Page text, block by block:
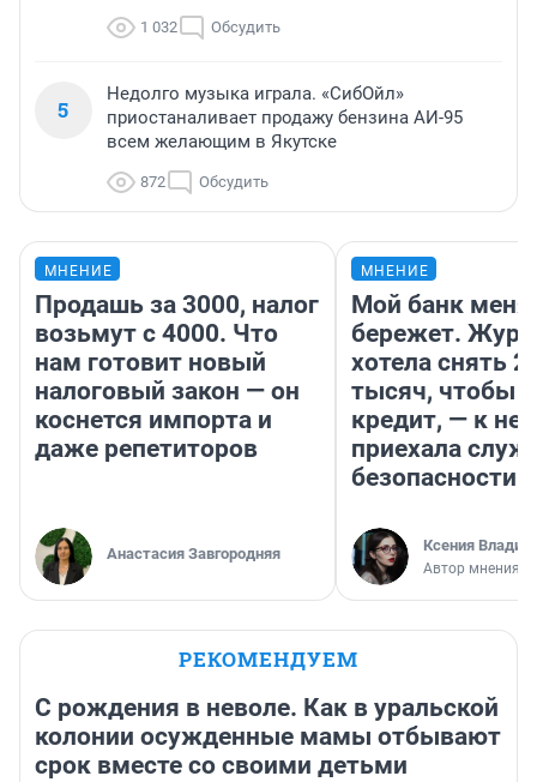
1 032 Обсудить
5
Недолго музыка играла. «СибОйл»
приостаналивает продажу бензина АИ-95
всем желающим в Якутске
872 Обсудить
МНЕНИЕ
Продашь за 3000, налог
возьмут с 4000. Что
нам готовит новый
налоговый закон — он
коснется импорта и
даже репетиторов
Анастасия Завгородняя
МНЕНИЕ
Мой банк меня
бережет.
хотела снять
тысяч, чтобы
кредит, — к
приехала
безопасности
Ксения
Автор мнения
РЕКОМЕНДУЕМ
С рождения в неволе. Как в уральской
колонии осужденные мамы отбывают
срок вместе со своими детьми